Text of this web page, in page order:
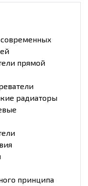
прямой
радиаторы
принципа